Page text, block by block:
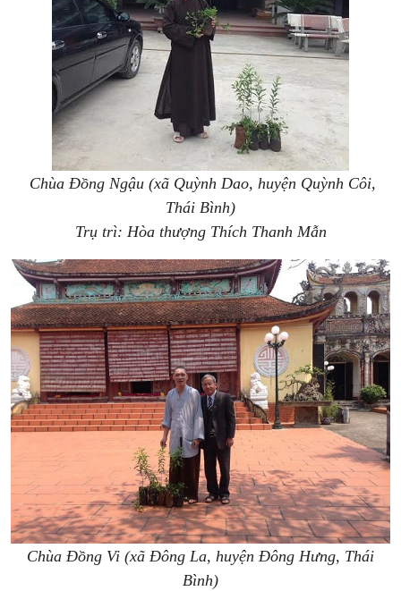
Chùa Đồng Ngậu (xã Quỳnh Dao, huyện Quỳnh Côi,
Thái Bình)
Trụ trì: Hòa thượng Thích Thanh Mẫn
Chùa Đồng Vi (xã Đông La, huyện Đông Hưng, Thái
Bình)